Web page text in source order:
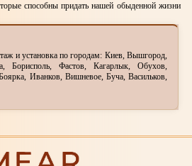
способны придать нашей обыденной жизни
и установка по городам: Киев, Вышгород,
Борисполь, Фастов, Кагарлык, Обухов,
Иванков, Вишневое, Буча, Васильков,